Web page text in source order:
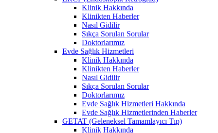
Klinik Hakkında
Klinikten Haberler
Nasıl Gidilir
Sıkça Sorulan Sorular
Doktorlarımız
Evde Sağlık Hizmetleri
Klinik Hakkında
Klinikten Haberler
Nasıl Gidilir
Sıkça Sorulan Sorular
Doktorlarımız
Evde Sağlık Hizmetleri Hakkında
Evde Sağlık Hizmetlerinden Haberler
GETAT (Geleneksel Tamamlayıcı Tıp)
Klinik Hakkında